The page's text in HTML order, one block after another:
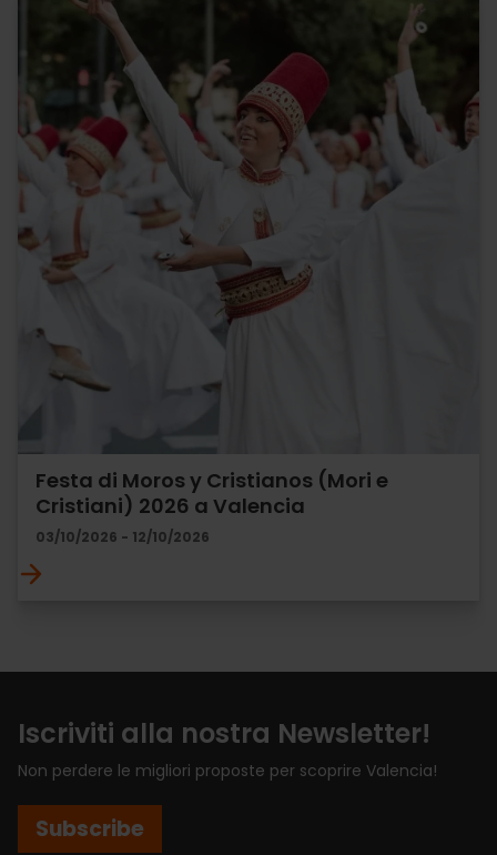
Festa di Moros y Cristianos (Mori e
Cristiani) 2026 a Valencia
03/10/2026 - 12/10/2026
Iscriviti alla nostra Newsletter!
Non perdere le migliori proposte per scoprire Valencia!
Subscribe